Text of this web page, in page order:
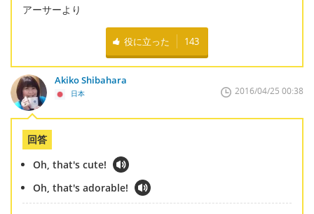
アーサーより
役に立った 143
Akiko Shibahara
日本 2016/04/25 00:38
回答
Oh, that's cute!
Oh, that's adorable!